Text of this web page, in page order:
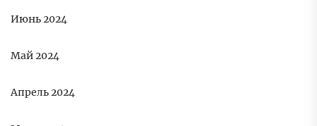
Июнь 2024
Май 2024
Апрель 2024